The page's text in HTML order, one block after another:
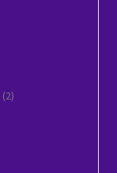
22